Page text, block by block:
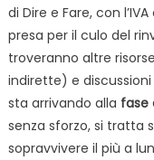
di Dire e Fare, con
presa per il culo del
troveranno altre
indirette) e
sta arrivando alla fase
senza sforzo, si tratta
sopravvivere il più a